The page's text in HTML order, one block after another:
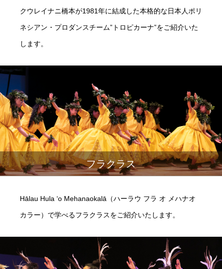
クウレイナニ橋本が1981年に結成した本格的な日本人ポリ
ネシアン・プロダンスチーム”トロピカーナ”をご紹介いた
します。
フラクラス
Hālau Hula ‘o Mehanaokalā（ハーラウ フラ オ メハナオ
カラー）で学べるフラクラスをご紹介いたします。